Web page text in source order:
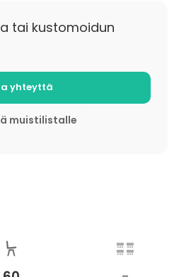
tai kustomoidun
yhteyttä
muistilistalle